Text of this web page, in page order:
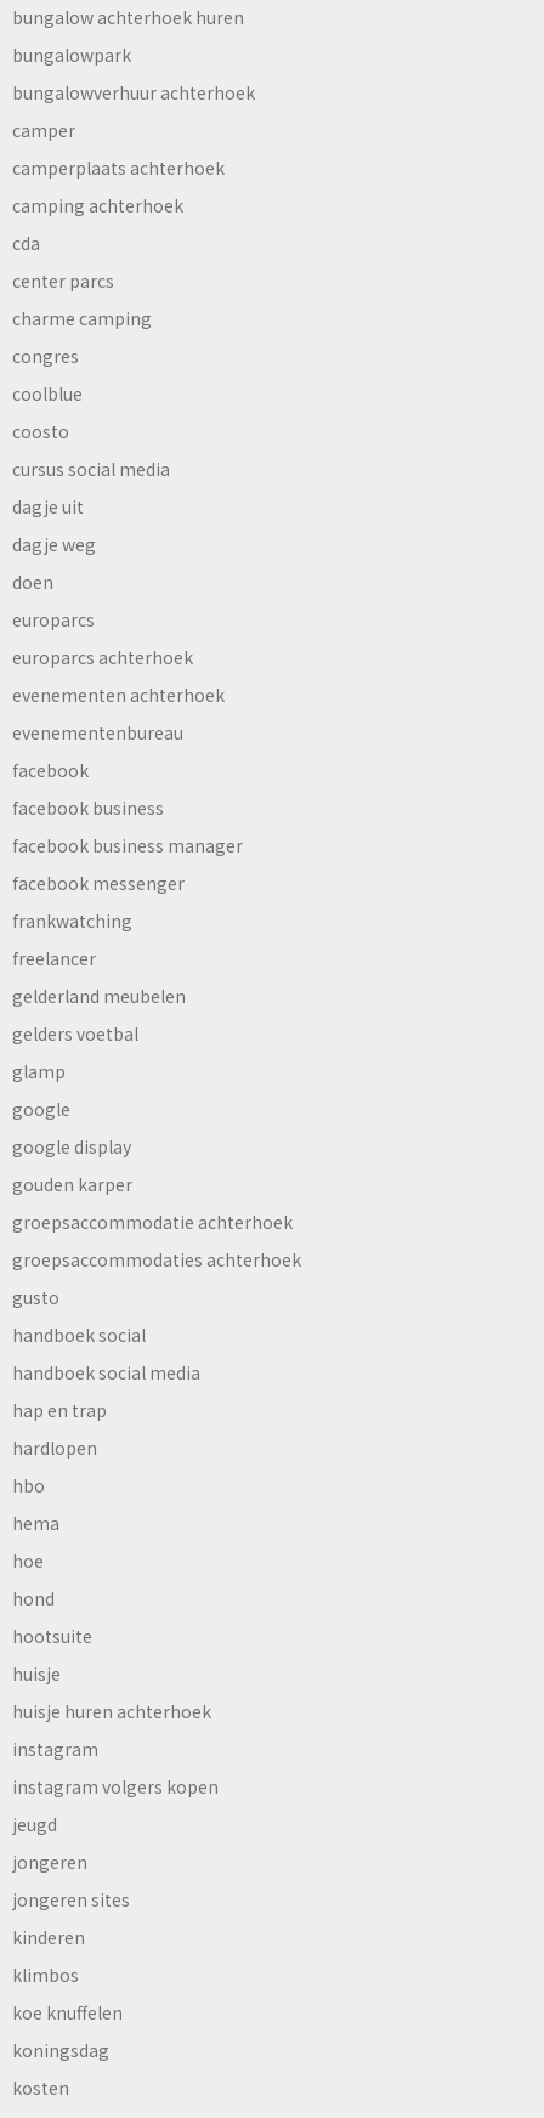
bungalow achterhoek huren
bungalowpark
bungalowverhuur achterhoek
camper
camperplaats achterhoek
camping achterhoek
cda
center parcs
charme camping
congres
coolblue
coosto
cursus social media
dagje uit
dagje weg
doen
europarcs
europarcs achterhoek
evenementen achterhoek
evenementenbureau
facebook
facebook business
facebook business manager
facebook messenger
frankwatching
freelancer
gelderland meubelen
gelders voetbal
glamp
google
google display
gouden karper
groepsaccommodatie achterhoek
groepsaccommodaties achterhoek
gusto
handboek social
handboek social media
hap en trap
hardlopen
hbo
hema
hoe
hond
hootsuite
huisje
huisje huren achterhoek
instagram
instagram volgers kopen
jeugd
jongeren
jongeren sites
kinderen
klimbos
koe knuffelen
koningsdag
kosten